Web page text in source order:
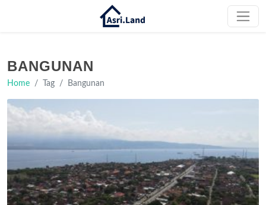
BANGUNAN
Home Tag Bangunan